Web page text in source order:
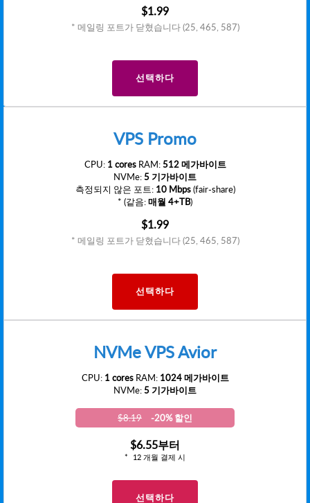
$1.99
* 메일링 포트가 닫혔습니다 (25, 465, 587)
선택하다
VPS Promo
CPU: 1 coresRAM:512 메가바이트
NVMe:5 기가바이트
측정되지 않은 포트: 10 Mbps(fair-share)
* (같음:매월 4+TB)
$1.99
* 메일링 포트가 닫혔습니다 (25, 465, 587)
선택하다
NVMe VPS Avior
CPU: 1 coresRAM: 1024 메가바이트
NVMe:5 기가바이트
$8.19 -20% 할인
$6.55부터
12 개월 결제 시
선택하다